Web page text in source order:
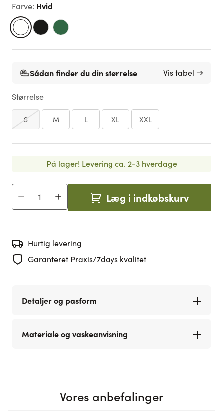
Farve: Hvid
Sådan finder du din størrelse Vis tabel →
Størrelse
S M L XL XXL
På lager! Levering ca. 2-3 hverdage
Antal Læg i indkøbskurv
Hurtig levering
Garanteret Praxis/7days kvalitet
Detaljer og pasform
Materiale og vaskeanvisning
Vores anbefalinger